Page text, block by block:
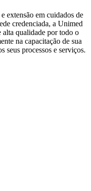
extensão em cuidados de
credenciada, a Unimed
alta qualidade por todo o
na capacitação de sua
seus processos e serviços.